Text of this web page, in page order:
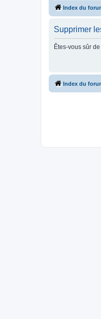
Index du
Supprimer
Êtes-vous sûr
Index du